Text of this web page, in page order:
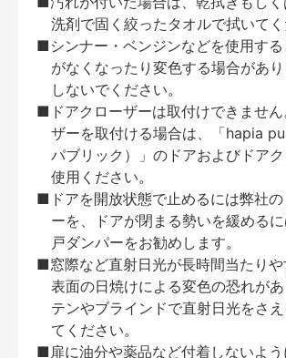
洗剤で固く絞ったタオルで拭いてく
■シンナー・ベンジンなどを使用す
がなくなったり変色する場合があ
しないでください。
■ドアクローザーは取付けできませ
ザーを取付ける場合は、「hapia
パブリック）」のドアおよびドア
使用ください。
■ドアを開放状態で止めるには弊社
ーを、ドアが閉まる勢いを緩める
戸ダンパーをお勧めします。
■窓際など直射日光が長時間当たりや
表面の日焼けによる変色の恐れが
テンやブラインドで直射日光をさ
てください。
■扉に油分や薬品など付着しないよう